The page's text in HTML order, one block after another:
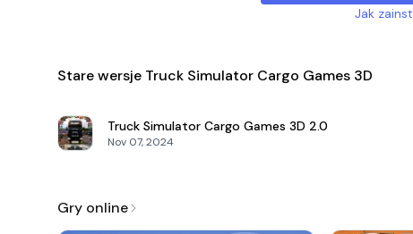
Jak
Stare wersje Truck Simulator Cargo Games 3D
Truck Simulator Cargo Games 3D 2.0
Nov 07, 2024
Gry online